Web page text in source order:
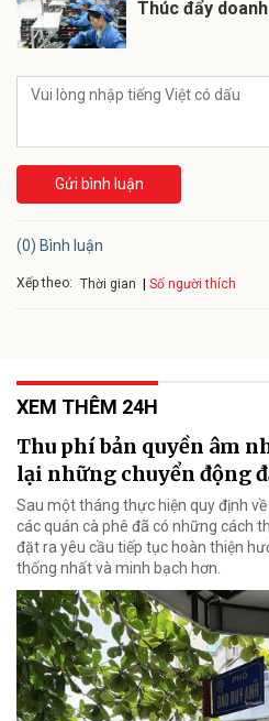
Thúc đẩy
Gửi bình luận
(0) Bình luận
Xếp theo: Thời gian Số người thích
XEM THÊM 24H
Thu phí bản quyền âm
lại những chuyển động
Sau một tháng thực hiện quy định
các quán cà phê đã có những cách
đặt ra yêu cầu tiếp tục hoàn thiện
thống nhất và minh bạch hơn.